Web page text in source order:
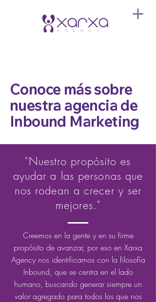
Conoce más sobre
nuestra agencia de
Inbound Marketing
"Nuestro propósito es
ayudar a las personas que
nos rodean a crecer y ser
mejores."
Creemos en la gente y en su firme
propósito de avanzar, por eso en Xarxa
Agency nos identificamos con la filosofía
Inbound, que se centra en el lado
humano, buscando generar siempre un
valor agregado para todos los que nos